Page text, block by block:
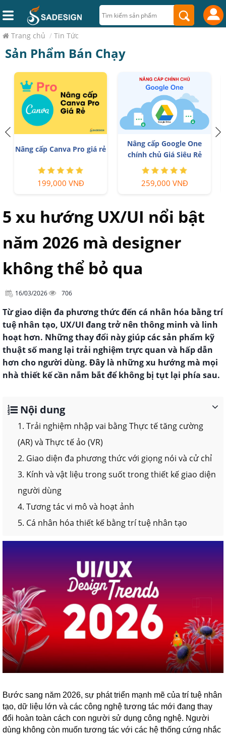
Trang chủ / Tin Tức
Sản Phẩm Bán Chạy
Nâng cấp Canva Pro giá rẻ
199,000 VNĐ
Nâng cấp Google One
chính chủ Giá Siêu Rẻ
259,000 VNĐ
5 xu hướng UX/UI nổi bật
năm 2026 mà designer
không thể bỏ qua
16/03/2026 706
Từ giao diện đa phương thức đến cá nhân hóa bằng trí
tuệ nhân tạo, UX/UI đang trở nên thông minh và linh
hoạt hơn. Những thay đổi này giúp các sản phẩm kỹ
thuật số mang lại trải nghiệm trực quan và hấp dẫn
hơn cho người dùng. Đây là những xu hướng mà mọi
nhà thiết kế cần nắm bắt để không bị tụt lại phía sau.
Nội dung
1. Trải nghiệm nhập vai bằng Thực tế tăng cường
(AR) và Thực tế ảo (VR)
2. Giao diện đa phương thức với giọng nói và cử chỉ
3. Kính và vật liệu trong suốt trong thiết kế giao diện
người dùng
4. Tương tác vi mô và hoạt ảnh
5. Cá nhân hóa thiết kế bằng trí tuệ nhân tạo
Bước sang năm 2026, sự phát triển mạnh mẽ của trí tuệ nhân
tạo, dữ liệu lớn và các công nghệ tương tác mới đang thay
đổi hoàn toàn cách con người sử dụng công nghệ. Người
dùng không còn muốn tương tác với các hệ thống cứng nhắc